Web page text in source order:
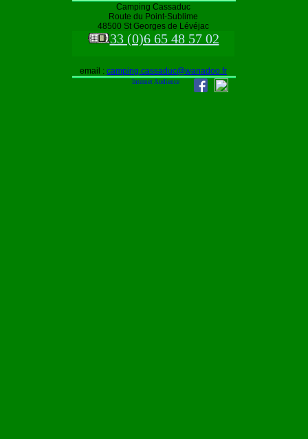
Camping Cassaduc
Route du Point-Sublime
48500 St Georges de Lévéjac
33 (0)6 65 48 57 02
email : camping.cassaduc@wanadoo.fr